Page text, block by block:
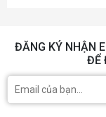
ĐĂNG KÝ NHẬN
ĐỂ